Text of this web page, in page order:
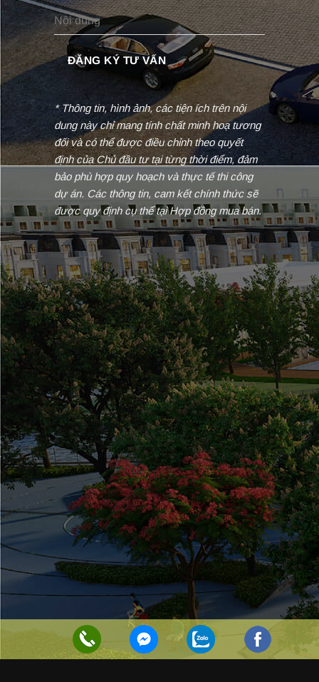
* Thông tin, hình ảnh, các tiện ích trên nội
dung này chỉ mang tính chất minh hoạ tương
đối và có thể được điều chỉnh theo quyết
định của Chủ đầu tư tại từng thời điểm, đảm
bảo phù hợp quy hoạch và thực tế thi công
dự án. Các thông tin, cam kết chính thức sẽ
được quy định cụ thể tại Hợp đồng mua bán.